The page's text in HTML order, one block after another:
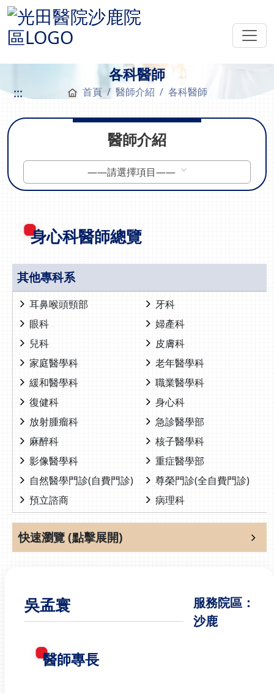
各科醫師
::: 首頁 醫師介紹 各科醫師
醫師介紹
——請選擇項目——
身心科醫師總覽
其他專科系
耳鼻喉頭頸部
牙科
眼科
婦產科
兒科
皮膚科
家庭醫學科
老年醫學科
緩和醫學科
職業醫學科
復健科
身心科
放射腫瘤科
急診醫學部
麻醉科
核子醫學科
影像醫學科
重症醫學部
自然醫學門診(自費門診)
尊榮門診(全自費門診)
預立諮商
病理科
快速瀏覽 (點擊展開)
吳孟寰
服務院區：
沙鹿
醫師專長